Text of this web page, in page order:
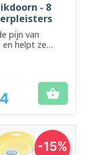
- 8
pijn van
helpt ze

-15%